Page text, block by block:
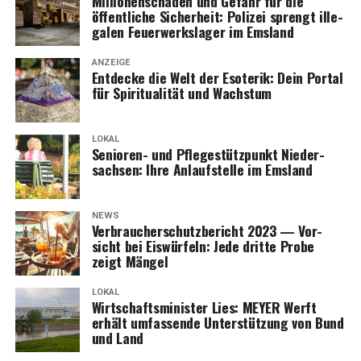
Wochen­en­de vol­ler Inno­va­tio­nen, Infor­ma­tio­nen und
Inspi­ra­tio­nen für alle, die sich für das Bau­en, Reno­vie­ren
Anzeige
öffent­li­che Sicher­heit: Poli­zei sprengt ille­
ga­len Feu­er­werks­la­ger im Emsland
ANZEIGE
Ent­de­cke die Welt der Eso­te­rik: Dein Por­tal
für Spi­ri­tua­li­tät und Wachstum
LOKAL
Senio­ren- und Pfle­ge­stütz­punkt Nie­der­
sach­sen: Ihre Anlauf­stel­le im Emsland
NEWS
Ver­brau­cher­schutz­be­richt 2023 — Vor­
sicht bei Eis­wür­feln: Jede drit­te Pro­be
zeigt Mängel
LOKAL
Wirt­schafts­mi­nis­ter Lies: MEYER Werft
erhält umfas­sen­de Unter­stüt­zung von Bund
und Land